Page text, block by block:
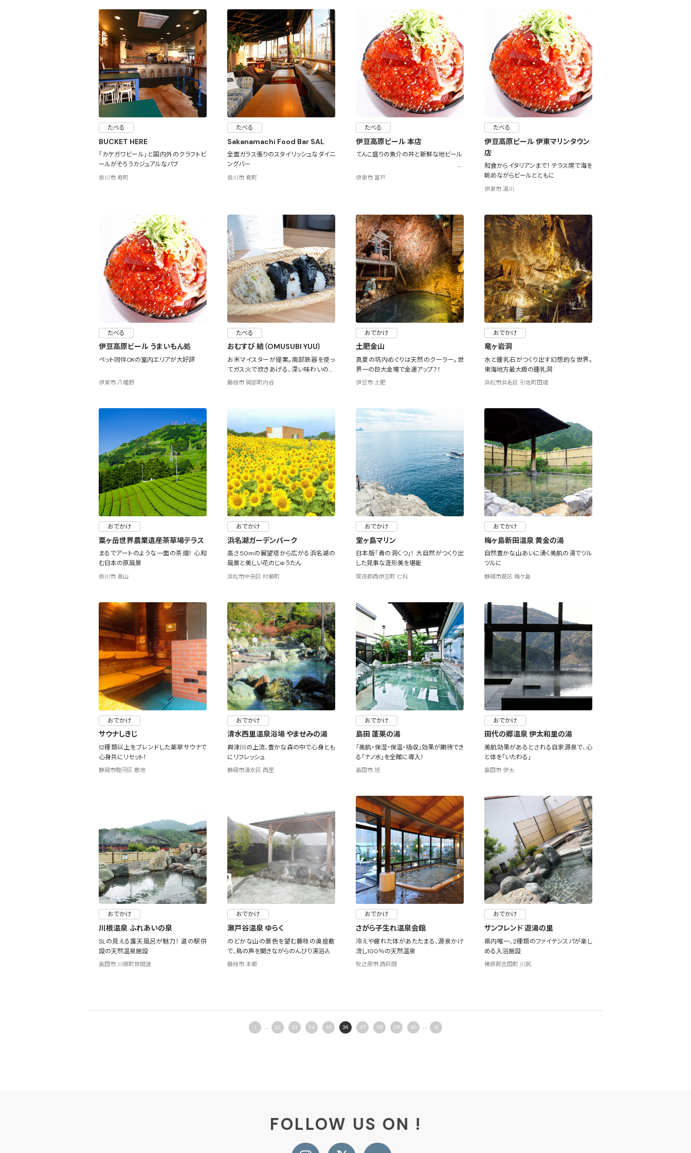
たべる
BUCKET HERE
「カケガワビール」と国内外のクラフトビ
ールがそろうカジュアルなパブ
掛川市 肴町
たべる
Sakanamachi Food Bar SAL
全面ガラス張りのスタイリッシュなダイニ
ングバー
掛川市 肴町
たべる
伊豆高原ビール 本店
てんこ盛りの魚介の丼と新鮮な地ビール
伊東市 富戸
たべる
伊豆高原ビール 伊東マリンタウン
店
和食からイタリアンまで！ テラス席で海を
眺めながらビールとともに
伊東市 湯川
たべる
伊豆高原ビール うまいもん処
ペット同伴OKの室内エリアが大好評
伊東市 八幡野
たべる
おむすび 結（OMUSUBI YUU）
お米マイスターが提案。南部鉄器を使っ
てガス火で炊きあげる、深い味わいのお
むすび
藤枝市 岡部町内谷
おでかけ
土肥金山
真夏の坑内めぐりは天然のクーラー。世
界一の巨大金塊で金運アップ？！
伊豆市 土肥
おでかけ
竜ヶ岩洞
水と鍾乳石がつくり出す幻想的な世界。
東海地方最大級の鍾乳洞
浜松市浜名区 引佐町田畑
おでかけ
粟ヶ岳世界農業遺産茶草場テラス
まるでアートのような一面の茶畑！ 心和
む日本の原風景
掛川市 東山
おでかけ
浜名湖ガーデンパーク
高さ50mの展望塔から広がる浜名湖の
風景と美しい花のじゅうたん
浜松市中央区 村櫛町
おでかけ
堂ヶ島マリン
日本版「青の洞くつ」！ 大自然がつくり出
した見事な造形美を堪能
賀茂郡西伊豆町 仁科
おでかけ
梅ヶ島新田温泉 黄金の湯
自然豊かな山あいに湧く美肌の湯でツル
ツルに
静岡市葵区 梅ケ島
おでかけ
サウナしきじ
12種類以上をブレンドした薬草サウナで
心身共にリセット！
静岡市駿河区 敷地
おでかけ
清水西里温泉浴場 やませみの湯
興津川の上流、豊かな森の中で心身とも
にリフレッシュ
静岡市清水区 西里
おでかけ
島田 蓬莱の湯
「美肌・保湿・保温・吸収」効果が期待でき
る「ナノ水」を全館に導入！
島田市 旭
おでかけ
田代の郷温泉 伊太和里の湯
美肌効果があるとされる自家源泉で、心
と体を「いたわる」
島田市 伊太
おでかけ
川根温泉 ふれあいの泉
SLの見える露天風呂が魅力！ 道の駅併
設の天然温泉施設
島田市 川根町笹間渡
おでかけ
瀬戸谷温泉 ゆらく
のどかな山の景色を望む藤枝の奥座敷
で、鳥の声を聞きながらのんびり湯浴み
藤枝市 本郷
おでかけ
さがら子生れ温泉会館
冷えや疲れた体があたたまる、源泉かけ
流し100％の天然温泉
牧之原市 西萩間
おでかけ
サンフレンド 遊湯の里
県内唯一、2種類のファイテンスパが楽し
める入浴施設
榛原郡吉田町 川尻
1 ... 32 33 34 35 36 37 38 39 40 ... 41
FOLLOW US ON !